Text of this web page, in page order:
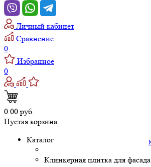
Личный кабинет
Сравнение
0
Избранное
0
0.00 руб.
Пустая корзина
Каталог
Клинкерная плитка для